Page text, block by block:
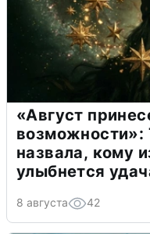
«Август
возможности»:
назвала, кому
улыбнется
8 августа 42